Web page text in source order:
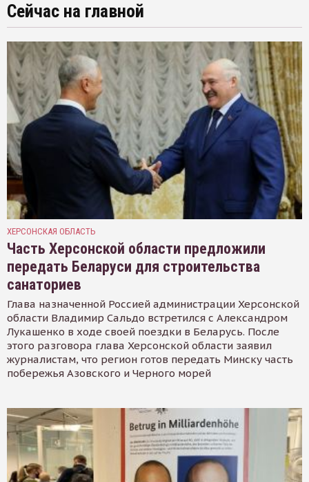
Сейчас на главной
ХЕРСОНСКАЯ ОБЛАСТЬ
Часть Херсонской области предложили
передать Беларуси для строительства
санаториев
Глава назначенной Россией администрации Херсонской
области Владимир Сальдо встретился с Александром
Лукашенко в ходе своей поездки в Беларусь. После
этого разговора глава Херсонской области заявил
журналистам, что регион готов передать Минску часть
побережья Азовского и Черного морей